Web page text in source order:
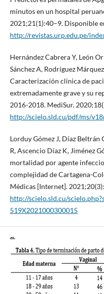
minutos en un hospital
2021;21(1):40–9. Disponible
http://revistas.urp.edu.pe/
Hernández Cabrera Y, León
Sánchez A, Rodríguez
Caracterización clínica de
extremadamente grave y su
2016-2018. MediSur.
http://scielo.sld.cu/pdf/ms/
Lorduy Gómez J, Díaz Beltrán
R, Ascencio Díaz K, Jiménez
mortalidad por agente
complejidad de Cartagena-
Médicas [Internet].
http://scielo.sld.cu/
519X2021000300015